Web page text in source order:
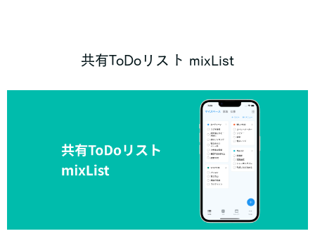
共有ToDoリスト mixList